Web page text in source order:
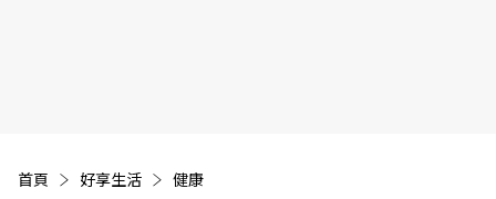
首頁 好享生活 健康